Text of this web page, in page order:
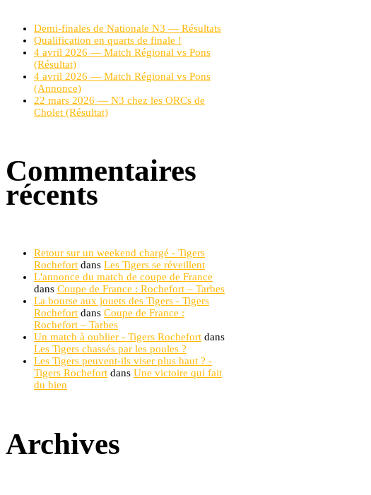
Demi-finales de Nationale N3 — Résultats
Qualification en quarts de finale !
4 avril 2026 — Match Régional vs Pons
(Résultat)
4 avril 2026 — Match Régional vs Pons
(Annonce)
22 mars 2026 — N3 chez les ORCs de
Cholet (Résultat)
Commentaires
récents
Retour sur un weekend chargé - Tigers
Rochefort dans Les Tigers se réveillent
L'annonce du match de coupe de France
dans Coupe de France : Rochefort – Tarbes
La bourse aux jouets des Tigers - Tigers
Rochefort dans Coupe de France :
Rochefort – Tarbes
Un match à oublier - Tigers Rochefort dans
Les Tigers chassés par les poules ?
Les Tigers peuvent-ils viser plus haut ? -
Tigers Rochefort dans Une victoire qui fait
du bien
Archives